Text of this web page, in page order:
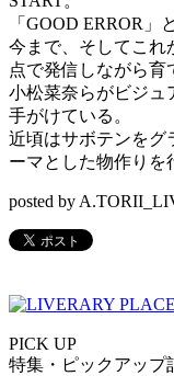
「GOOD ERROR」
今まで、そしてこれ
点で発信しながら育
小松菜奈らがビジュ
手がけている。
近頃はサボテンをグ
ーマとした物作りを
posted by
PICK UP
特集・ピックアップ